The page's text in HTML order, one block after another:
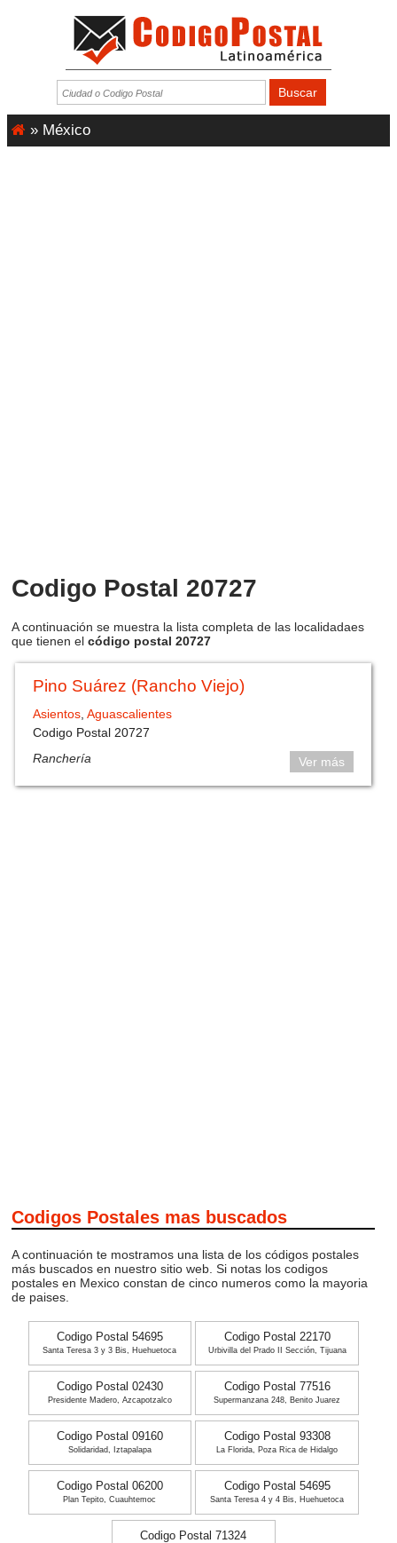
» México
Codigo Postal 20727
A continuación se muestra la lista completa de las localidadaes
que tienen el código postal 20727
Pino Suárez (Rancho Viejo)
Asientos,Aguascalientes
Codigo Postal 20727
Ranchería
Ver más
Codigos Postales mas buscados
A continuación te mostramos una lista de los códigos postales
más buscados en nuestro sitio web. Si notas los codigos
postales en Mexico constan de cinco numeros como la mayoria
de paises.
Codigo Postal 54695
Santa Teresa 3 y 3 Bis, Huehuetoca
Codigo Postal 22170
Urbivilla del Prado II Sección, Tijuana
Codigo Postal 02430
Presidente Madero, Azcapotzalco
Codigo Postal 77516
Supermanzana 248, Benito Juarez
Codigo Postal 09160
Solidaridad, Iztapalapa
Codigo Postal 93308
La Florida, Poza Rica de Hidalgo
Codigo Postal 06200
Plan Tepito, Cuauhtemoc
Codigo Postal 54695
Santa Teresa 4 y 4 Bis, Huehuetoca
Codigo Postal 71324